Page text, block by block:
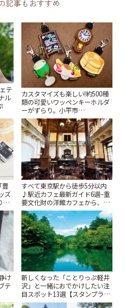
記事もおすすめ
テ
ル
カスタマイズも楽しい!約500種
類の可愛いワッペンキーホルダ
ーがずらり。小平市
「Kimamaya T&K」 | ことりっ
ぷ
豊
ズ
っ
すべて東京駅から徒歩5分以内
♪駅近カフェ最新ガイド6選~重
要文化財の洋館カフェから、改
札すぐのレトロ喫茶まで~ | こと
りっぷ
け
テ
新しくなった「ことりっぷ軽井
沢」と一緒におでかけしたい注
目スポット13選【スタンプラリ
ー開催中】 | ことりっぷ